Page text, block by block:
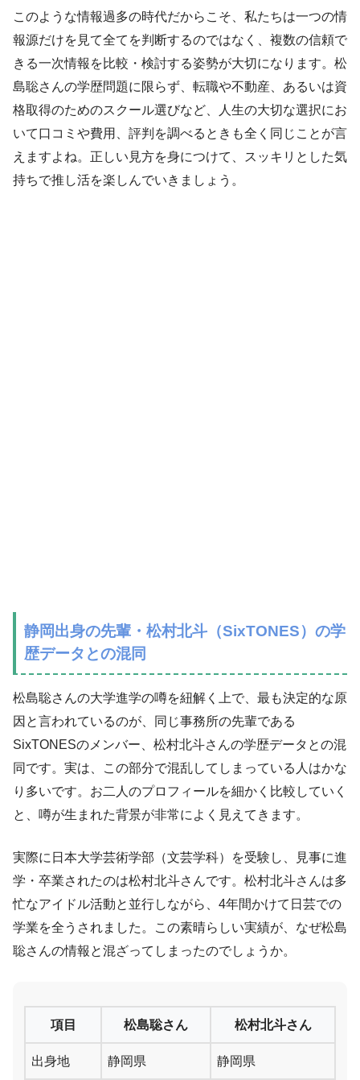
このような情報過多の時代だからこそ、私たちは一つの情
報源だけを見て全てを判断するのではなく、複数の信頼で
きる一次情報を比較・検討する姿勢が大切になります。松
島聡さんの学歴問題に限らず、転職や不動産、あるいは資
格取得のためのスクール選びなど、人生の大切な選択にお
いて口コミや費用、評判を調べるときも全く同じことが言
えますよね。正しい見方を身につけて、スッキリとした気
持ちで推し活を楽しんでいきましょう。
静岡出身の先輩・松村北斗（SixTONES）の学
歴データとの混同
松島聡さんの大学進学の噂を紐解く上で、最も決定的な原
因と言われているのが、同じ事務所の先輩である
SixTONESのメンバー、松村北斗さんの学歴データとの混
同です。実は、この部分で混乱してしまっている人はかな
り多いです。お二人のプロフィールを細かく比較していく
と、噂が生まれた背景が非常によく見えてきます。
実際に日本大学芸術学部（文芸学科）を受験し、見事に進
学・卒業されたのは松村北斗さんです。松村北斗さんは多
忙なアイドル活動と並行しながら、4年間かけて日芸での
学業を全うされました。この素晴らしい実績が、なぜ松島
聡さんの情報と混ざってしまったのでしょうか。
項目 松島聡さん 松村北斗さん
出身地 静岡県 静岡県